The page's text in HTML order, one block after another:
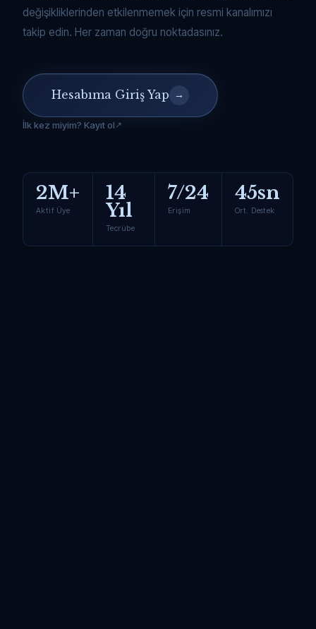
değişikliklerinden etkilenmemek için resmi kanalımızı
takip edin. Her zaman doğru noktadasınız.
Hesabıma Giriş Yap →
İlk kez miyim? Kayıt ol
2M+
Aktif Üye
14
Yıl
Tecrübe
7/24
Erişim
45sn
Ort. Destek